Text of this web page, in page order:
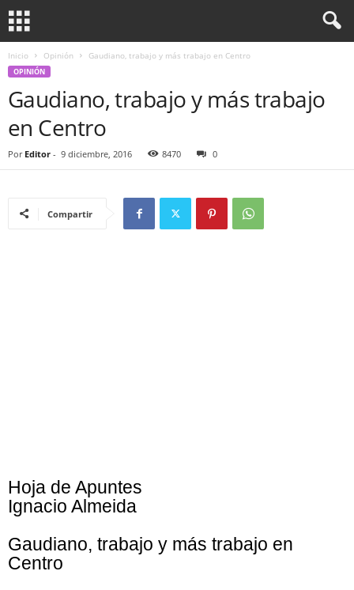
Inicio Opinión Gaudiano, trabajo y más trabajo en Centro
OPINIÓN
Gaudiano, trabajo y más trabajo
en Centro
Por Editor - 9 diciembre, 2016 8470 0
Compartir
Hoja de Apuntes
Ignacio Almeida
Gaudiano, trabajo y más trabajo en
Centro